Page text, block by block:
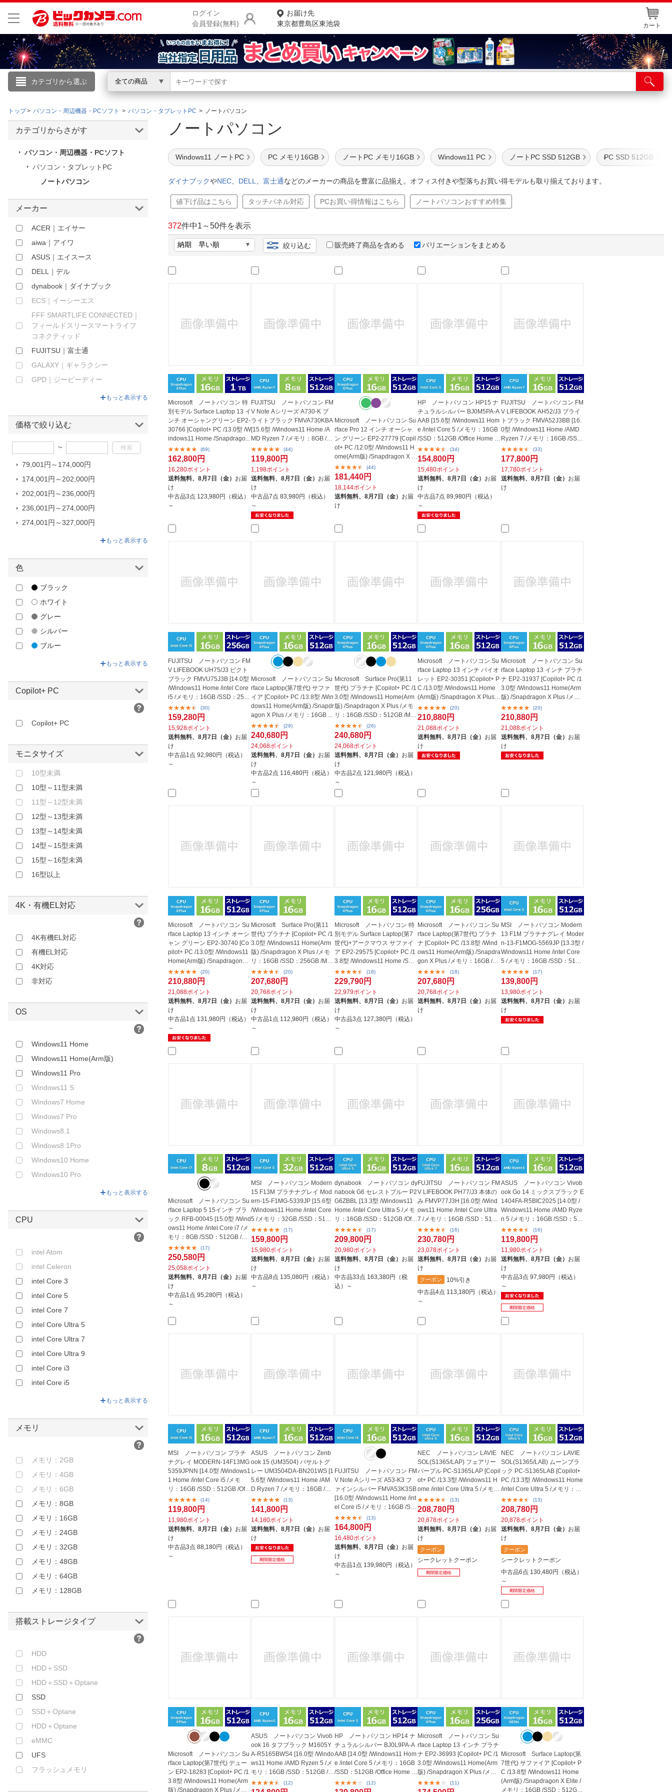
ログイン
会員登録(無料)
お届け先
東京都豊島区東池袋
カート
カテゴリから選ぶ 全ての商品
こんにちは
ログイン
会員メニュー
お知らせ
カテゴリ一覧からさがす
お客様サポート
ご利用ガイド
ご利用規約
店舗情報・店舗一覧
IR情報
トップ パソコン・周辺機器・PCソフト パソコン・タブレットPC ノートパソコン
ノートパソコン
Windows11 ノートPC PC メモリ16GB ノートPC メモリ16GB Windows11 PC ノートPC SSD 512GB PC SSD 512GB
ダイナブックやNEC DELL 富士通などのメーカーの商品を豊富に品揃え。オフィス付きや型落ちお買い得モデルも取り揃えております。
値下げ品はこちら タッチパネル対応 PCお買い得情報はこちら ノートパソコンおすすめ特集
372件中1 ～50件を表示
絞り込む 販売終了商品を含める バリエーションをまとめる
Microsoft ノートパソコン 特
別モデル Surface Laptop 13 イ
ンチ オーシャングリーン EP2-
30766 [Copilot+ PC /13.0型 /W
indows11 Home /Snapdrago...
(69)
162,800円
16,280ポイント
送料無料、 8月7日（金） お届
け
中古品3点 123,980円（税込）
～
FUJITSU ノートパソコン FM
V Note Aシリーズ A730-K ブ
ライトブラック FMVA730KBA
[15.6型 /Windows11 Home /A
MD Ryzen 7 /メモリ：8GB /S
SD：512G...(44)
119,800円
1,198ポイント
送料無料、8月7日（金） お届
け
中古品7点83,980円（税込）
～
Microsoft ノートパソコン Su
rface Pro 12 インチ オーシャ
ン グリーン EP2-27779 [Copil
ot+ PC /12.0型 /Windows11 H
ome(Arm版) /Snapdragon X P
l...
(44)
181,440円
18,144ポイント
送料無料、 8月7日（金） お届
け
HP ノートパソコン HP15 ナ
チュラルシルバー BJ0M5PA-A
AAB [15.6型 /Windows11 Hom
e /intel Core 5 /メモリ：16GB
/SSD：512GB /Office Home a
nd B...
(34)
154,800円
15,480ポイント
送料無料、8月7日（金） お届
け
中古品7点89,980円（税込）
～
FUJITSU ノートパソコン FM
V LIFEBOOK AH52/J3 ブライ
トブラック FMVA52J3BB [16.
0型 /Windows11 Home /AMD
Ryzen 7 /メモリ：16GB /SS
D：512GB /O...
(33)
177,800円
17,780ポイント
送料無料、 8月7日（金） お届
け
FUJITSU ノートパソコン FM
V LIFEBOOK UH75/J3 ピクト
ブラック FMVU75J3B [14.0型
/Windows11 Home /intel Core
i5 /メモリ：16GB /SSD：256
GB /Of...
(30)
159,280円
15,928ポイント
送料無料、 8月7日（金） お届
け
中古品1点 92,980円（税込）
～
Microsoft ノートパソコン Su
rface Laptop(第7世代) サファ
イア [Copilot+ PC /13.8型 /Win
dows11 Home(Arm版) /Snapdr
agon X Plus /メモリ：16GB ...
(29)
240,680円
24,068ポイント
送料無料、8月7日（金） お届
け
中古品2点 116,480円（税込）
～
Microsoft Surface Pro(第11
世代) プラチナ [Copilot+ PC /1
3.0型 /Windows11 Home(Arm
版) /Snapdragon X Plus /メモ
リ：16GB /SSD：512GB /M36
5 (...
(26)
240,680円
24,068ポイント
送料無料、 8月7日（金） お届
け
中古品2点 121,980円（税込）
～
Microsoft ノートパソコン Su
rface Laptop 13 インチ バイオ
レット EP2-30351 [Copilot+ P
C /13.0型 /Windows11 Home
(Arm版) /Snapdragon X Plus
/...
(20)
210,880円
21,088ポイント
送料無料、8月7日（金） お届
け
Microsoft ノートパソコン Su
rface Laptop 13 インチ プラチ
ナ EP2-31937 [Copilot+ PC /1
3.0型 /Windows11 Home(Arm
版) /Snapdragon X Plus /メ
モ...
(20)
210,880円
21,088ポイント
送料無料、 8月7日（金） お届
け
Microsoft ノートパソコン Su
rface Laptop 13 インチ オーシ
ャン グリーン EP2-30740 [Co
pilot+ PC /13.0型 /Windows11
Home(Arm版) /Snapdragon
X...
(20)
210,880円
21,088ポイント
送料無料、 8月7日（金） お届
け
中古品1点 131,980円（税込）
～
Microsoft Surface Pro(第11
世代) プラチナ [Copilot+ PC /1
3.0型 /Windows11 Home(Arm
版) /Snapdragon X Plus /メモ
リ：16GB /SSD：256GB /M36
5 (...
(20)
207,680円
20,768ポイント
送料無料、8月7日（金） お届
け
中古品1点 112,980円（税込）
～
Microsoft ノートパソコン 特
別モデル Surface Laptop(第7
世代)+アークマウス サファイ
ア EP2-29575 [Copilot+ PC /1
3.8型 /Windows11 Home /Sna
pd...
(18)
229,790円
22,979ポイント
送料無料、 8月7日（金） お届
け
中古品3点 127,380円（税込）
～
Microsoft ノートパソコン Su
rface Laptop(第7世代) プラチ
ナ [Copilot+ PC /13.8型 /Wind
ows11 Home(Arm版) /Snapdra
gon X Plus /メモリ：16GB /
S...
(18)
207,680円
20,768ポイント
送料無料、8月7日（金） お届
け
MSI ノートパソコン Modern
13 F1M プラチナグレイ Moder
n-13-F1MOG-5569JP [13.3型 /
Windows11 Home /intel Core
5 /メモリ：16GB /SSD：512G
B /O...
(17)
139,800円
13,980ポイント
送料無料、 8月7日（金） お届
け
Microsoft ノートパソコン Su
rface Laptop 5 15インチ ブラ
ック RFB-00045 [15.0型 /Wind
ows11 Home /intel Core i7 /メ
モリ：8GB /SSD：512GB /O
f...
(17)
250,580円
25,058ポイント
送料無料、 8月7日（金） お届
け
中古品1点 95,280円（税込）
～
MSI ノートパソコン Modern
15 F13M プラチナグレイ Mod
ern-15-F1MG-5339JP [15.6型
/Windows11 Home /intel Core
5 /メモリ：32GB /SSD：512G
B /O...
(17)
159,800円
15,980ポイント
送料無料、8月7日（金） お届
け
中古品8点 135,080円（税込）
～
dynabook ノートパソコン dy
nabook G6 セレストブルー P2
G6ZBBL [13.3型 /Windows11
Home /intel Core Ultra 5 /メモ
リ：16GB /SSD：512GB /Offic
e...
(17)
209,800円
20,980ポイント
送料無料、 8月7日（金） お届
け
中古品33点 163,380円（税
込）～
FUJITSU ノートパソコン FM
V LIFEBOOK PH77/J3 本体の
み FMVP77J3H [16.0型 /Wind
ows11 Home /intel Core Ultra
7 /メモリ：16GB /SSD：512G
B /Off...
(16)
230,780円
23,078ポイント
送料無料、8月7日（金） お届
け
クーポン
10%引き
中古品4点 113,180円（税込）
～
ASUS ノートパソコン Vivob
ook Go 14 ミックスブラック E
1404FA-R5BIC2025 [14.0型 /
Windows11 Home /AMD Ryze
n 5 /メモリ：16GB /SSD：512
GB /Off...
(16)
119,800円
11,980ポイント
送料無料、 8月7日（金） お届
け
中古品3点 97,980円（税込）
～
MSI ノートパソコン プラチ
ナグレイ MODERN-14F13MG
5359JPNN [14.0型 /Windows1
1 Home /intel Core i5 /メモ
リ：16GB /SSD：512GB /Offic
e Home an...(14)
119,800円
11,980ポイント
送料無料、 8月7日（金） お届
け
中古品3点 88,180円（税込）
～
ASUS ノートパソコン Zenb
ook 15 (UM3504) バサルトグ
レー UM3504DA-BN201WS [1
5.6型 /Windows11 Home /AM
D Ryzen 7 /メモリ：16GB /SS
D：512GB /O...
(13)
141,800円
14,180ポイント
送料無料、8月7日（金） お届
け
FUJITSU ノートパソコン FM
V Note Aシリーズ A53-K3 フ
ァインシルバー FMVA53K3SB
[16.0型 /Windows11 Home /int
el Core i5 /メモリ：16GB /SS
D：5...
(13)
164,800円
16,480ポイント
送料無料、 8月7日（金） お届
け
中古品1点 139,980円（税込）
～
NEC ノートパソコン LAVIE
SOL(S1365/LAP) フェアリー
パープル PC-S1365LAP [Copil
ot+ PC /13.3型 /Windows11 H
ome /intel Core Ultra 5 /メモ
リ：...
(13)
208,780円
20,878ポイント
送料無料、8月7日（金） お届
け
クーポン
シークレットクーポン
NEC ノートパソコン LAVIE
SOL(S1365/LAB) ムーンブラ
ック PC-S1365LAB [Copilot+
PC /13.3型 /Windows11 Home
/intel Core Ultra 5 /メモリ：16
GB...
(13)
208,780円
20,878ポイント
送料無料、 8月7日（金） お届
け
クーポン
シークレットクーポン
中古品6点 130,480円（税込）
～
Microsoft ノートパソコン Su
rface Laptop(第7世代) デュー
ン EP2-18283 [Copilot+ PC /1
3.8型 /Windows11 Home(Arm
版) /Snapdragon X Plus /メ
ASUS ノートパソコン Vivob
ook 16 タフブラック M1605Y
A-R5165BWS4 [16.0型 /Windo
ws11 Home /AMD Ryzen 5 /メ
モリ：16GB /SSD：512GB /Of
fice Hom...
(12)
HP ノートパソコン HP14 ナ
チュラルシルバー BJ0L9PA-A
AAB [14.0型 /Windows11 Hom
e /intel Core 5 /メモリ：16GB
/SSD：512GB /Office Home a
nd B...
(12)
Microsoft ノートパソコン Su
rface Laptop 13 インチ プラチ
ナ EP2-36993 [Copilot+ PC /1
3.0型 /Windows11 Home(Arm
版) /Snapdragon X Plus /メ
モ...
(11)
Microsoft Surface Laptop(第
7世代) サファイア [Copilot+ P
C /13.8型 /Windows11 Home
(Arm版) /Snapdragon X Elite /
メモリ：16GB /SSD：512GB /
カテゴリからさがす
パソコン・周辺機器・PCソフト
パソコン・タブレットPC
ノートパソコン
メーカー
ACER｜エイサー
aiwa｜アイワ
ASUS｜エイスース
DELL｜デル
dynabook｜ダイナブック
ECS｜イーシーエス
FFF SMARTLIFE CONNECTED｜
フィールドスリースマートライフ
コネクティッド
FUJITSU｜富士通
GALAXY｜ギャラクシー
GPD｜ジーピーディー
IRIS OHYAMA｜アイリスオーヤマ
KEIAN｜恵安
LENOVO｜レノボジャパン
LG｜エルジー
Microsoft｜マイクロソフト
MSI｜エムエスアイ
NEC｜エヌイーシー
One-Netbook Technology｜ワンネ
ターナショナル
SIAL｜シアル
SONY｜ソニー
TAGlabel by amadana｜タグレー
ベル バイ アマダナ
VAIO｜バイオ
ワイモバイル｜Y！Mobile
旭エレクトロニクス｜Asahi
もっと表示する
価格で絞り込む
~
79,001円～174,000円
174,001円～202,000円
202,001円～236,000円
236,001円～274,000円
274,001円～327,000円
もっと表示する
色
ブラック
ホワイト
グレー
シルバー
ブルー
イエロー
レッド
パープル
その他
もっと表示する
Copilot+ PC
Copilot+ PC
モニタサイズ
10型未満
10型～11型未満
11型～12型未満
12型～13型未満
13型～14型未満
14型～15型未満
15型～16型未満
16型以上
4K・有機EL対応
4K有機EL対応
有機EL対応
4K対応
非対応
OS
Windows11 Home
Windows11 Home(Arm版)
Windows11 Pro
Windows11 S
Windows7 Home
Windows7 Pro
Windows8.1
Windows8.1Pro
Windows10 Home
Windows10 Pro
もっと表示する
CPU
intel Atom
intel Celeron
intel Core 3
intel Core 5
intel Core 7
intel Core Ultra 5
intel Core Ultra 7
intel Core Ultra 9
intel Core i3
intel Core i5
intel Core m3
AMD Ryzen AI 5 PRO
AMD Ryzen AI 9
AMD Ryzen AI MAX
Snapdragon X
Snapdragon X Elite
Snapdragon X Plus
Snapdragon X2 Elite
Snapdragon X2 Plus
Microsoft SQ1
Microsoft SQ2
もっと表示する
メモリ
メモリ：2GB
メモリ：4GB
メモリ：6GB
メモリ：8GB
メモリ：16GB
メモリ：24GB
メモリ：32GB
メモリ：48GB
メモリ：64GB
メモリ：128GB
搭載ストレージタイプ
HDD
HDD＋SSD
HDD＋SSD＋Optane
SSD
SSD＋Optane
HDD＋Optane
eMMC
UFS
フラッシュメモリ